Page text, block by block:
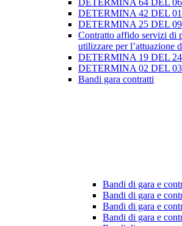
DETERMINA 64 DEL
DETERMINA 42 DEL
DETERMINA 25 DEL
Contratto affido servizi di
utilizzare per l’attuazione
DETERMINA 19 DEL
DETERMINA 02 DEL
Bandi gara contratti
Bandi di gara e
Bandi di gara e
Bandi di gara e
Bandi di gara e